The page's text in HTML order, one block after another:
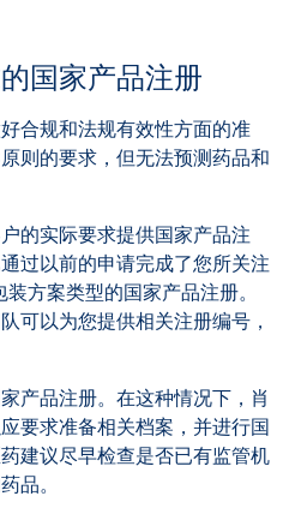
国家产品注册
合规和法规有效性方面的准
则的要求，但无法预测药品和
的实际要求提供国家产品注
过以前的申请完成了您所关注
方案类型的国家产品注册。
可以为您提供相关注册编号，
产品注册。在这种情况下，肖
要求准备相关档案，并进行国
建议尽早检查是否已有监管机
品。